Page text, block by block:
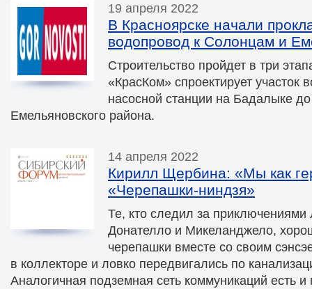
19 апреля 2022
В Красноярске начали
водопровод к Солонцам и
Строительство пройдет в три
«КрасКом» спроектирует участок
насосной станции на Бадалыке
Емельяновского района.
14 апреля 2022
Кирилл Щербина: «Мы как
«Черепашки-ниндзя»
Те, кто следил за
Донателло и Микеланджело,
черепашки вместе со своим
в коллекторе и ловко передвигались по
Аналогичная подземная сеть коммуникаций есть